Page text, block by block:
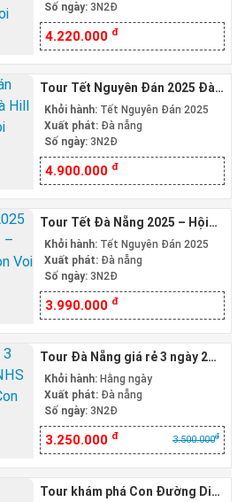
Số ngày: 3N2Đ
4.220.000 đ
Tour Tết Nguyên Đán 2025 Đà
Nẵng – Bà Nà Hill – Huế
Khởi hành: Tết Nguyên Đán 2025
Xuất phát: Đà nẵng
Số ngày: 3N2Đ
4.900.000 đ
Tour Tết Đà Nẵng 2025 – Hội
An – Bà Nà Hills – CLC 3N2Đ
Khởi hành: Tết Nguyên Đán 2025
Xuất phát: Đà nẵng
Số ngày: 3N2Đ
3.990.000 đ
Tour Đà Nẵng giá rẻ 3 ngày 2
đêm check in NHS – HA – CLC
Khởi hành: Hằng ngày
Xuất phát: Đà nẵng
Số ngày: 3N2Đ
3.250.000 đ 3.500.000đ
Tour khám phá Con Đường Di